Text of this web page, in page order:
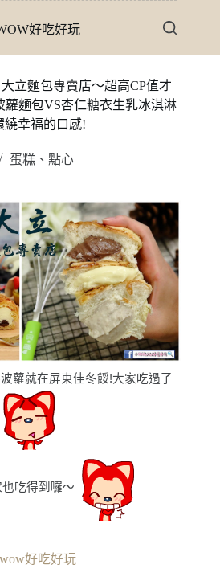
好吃好玩
立麵包專賣店〜超高CP值才
麵包VS杏仁糖衣生乳冰淇淋
繞幸福的口感!
蛋糕、點心
蘿就在屏東佳冬餒!大家吃過了
吃得到囉〜
好吃好玩